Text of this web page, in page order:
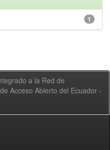
1
a la Red de
Acceso Abierto del Ecuador -